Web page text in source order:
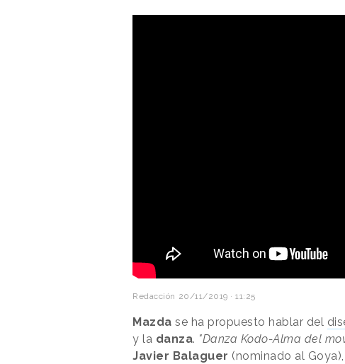
Redacción 20/11/2019 · 11:25
Mazda se ha propuesto hablar del
y la danza. "Danza Kodo-Alma del
Javier Balaguer (nominado al